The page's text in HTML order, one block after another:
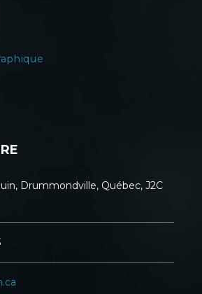
Drummondville, Québec, J2C